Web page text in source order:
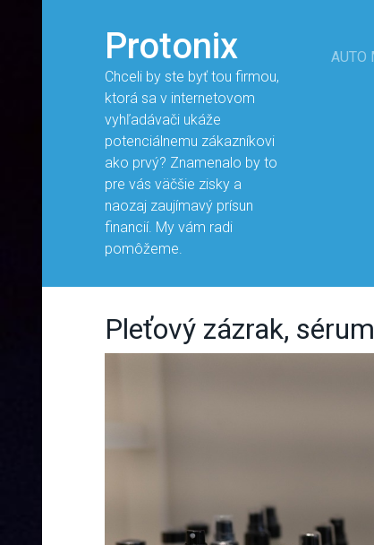
Protonix
Chceli by ste byť tou firmou,
ktorá sa v internetovom
vyhľadávači ukáže
potenciálnemu zákazníkovi
ako prvý? Znamenalo by to
pre vás väčšie zisky a
naozaj zaujímavý prísun
financií. My vám radi
pomôžeme.
AUTO
Pleťový zázrak,